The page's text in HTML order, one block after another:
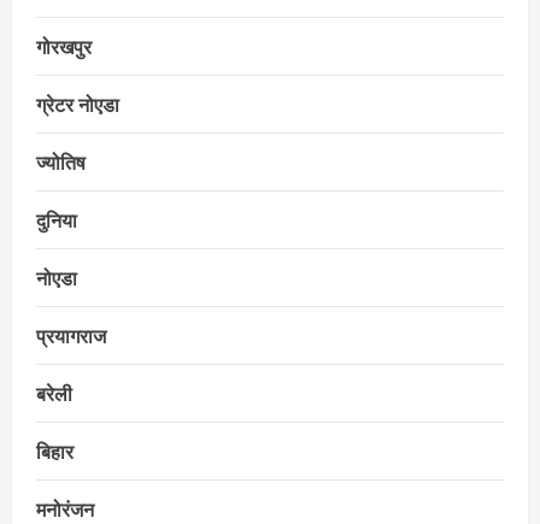
गोरखपुर
ग्रेटर नोएडा
ज्योतिष
दुनिया
नोएडा
प्रयागराज
बरेली
बिहार
मनोरंजन